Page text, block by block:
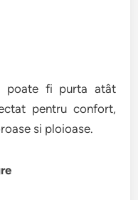
poate fi purta atât
pentru confort,
si ploioase.